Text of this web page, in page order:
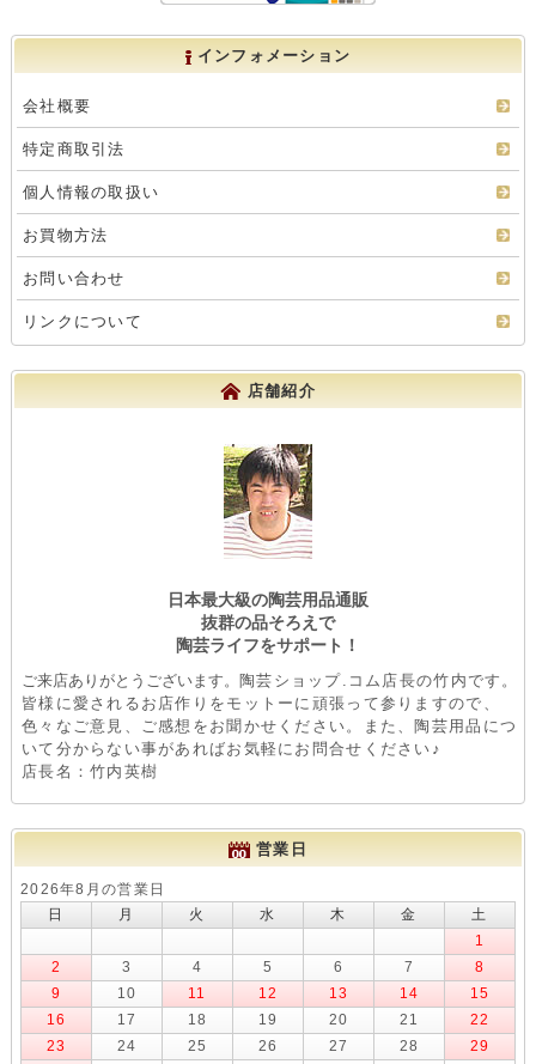
インフォメーション
会社概要
特定商取引法
個人情報の取扱い
お買物方法
お問い合わせ
リンクについて
店舗紹介
日本最大級の陶芸用品通販
抜群の品そろえで
陶芸ライフをサポート！
ご来店ありがとうございます。 陶芸ショップ.コム店長の竹内です。
皆様に愛されるお店作りをモットーに頑張って参りますので、
色々なご意見、ご感想をお聞かせください。また、陶芸用品につ
いて分からない事があればお気軽にお問合せください♪
店長名：竹内英樹
営業日
2026年8月の営業日
日
月 火 水 木 金
土
1
2
3 4 5 6 7
8
9
10 11 12 13 14
15
16
17 18 19 20 21
22
23
24 25 26 27 28 29